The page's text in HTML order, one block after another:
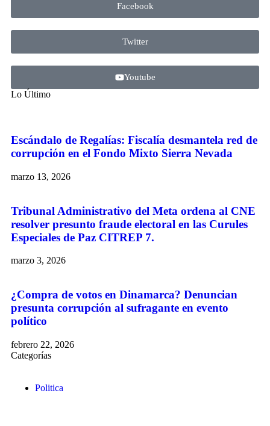
Facebook
Twitter
Youtube
Lo Último
Escándalo de Regalías: Fiscalía desmantela red de
corrupción en el Fondo Mixto Sierra Nevada
marzo 13, 2026
Tribunal Administrativo del Meta ordena al CNE
resolver presunto fraude electoral en las Curules
Especiales de Paz CITREP 7.
marzo 3, 2026
¿Compra de votos en Dinamarca? Denuncian
presunta corrupción al sufragante en evento
político
febrero 22, 2026
Categorías
Politica